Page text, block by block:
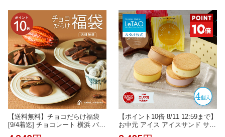
版》 「 ミネラルUVパウダーAZ
」 SPF50 PA++++ 個数限定 【3
0日間返品保証】
娠中 マタニティー
【送料無料】チョコだらけ福袋
[9/4着迄] チョコレート 横浜 バニ
ラビーンズ | チョコサンド チョ
【ポイント10倍 8/11 12:59まで】
お中元 アイス アイスサンド サブ
レサンド ギフト ルタオ LeTAO 4